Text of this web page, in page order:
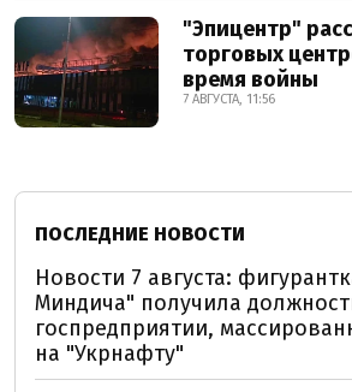
"Эпицентр"
торговых
время войны
7 АВГУСТА, 11:56
ПОСЛЕДНИЕ НОВОСТИ
Новости 7 августа:
Миндича" получила
госпредприятии,
на "Укрнафту"